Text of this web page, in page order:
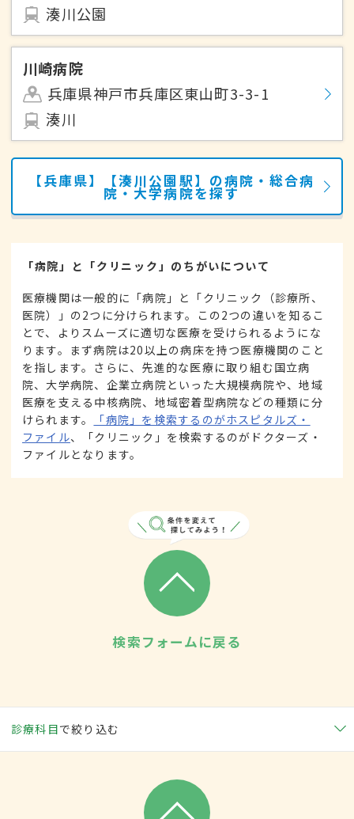
湊川公園
川崎病院
兵庫県神戸市兵庫区東山町3-3-1
湊川
【兵庫県】【湊川公園駅】の病院・総合病
院・大学病院を探す
「病院」と「クリニック」のちがいについて
医療機関は一般的に「病院」と「クリニック（診療所、
医院）」の2つに分けられます。この2つの違いを知るこ
とで、よりスムーズに適切な医療を受けられるようにな
ります。まず病院は20以上の病床を持つ医療機関のこと
を指します。さらに、先進的な医療に取り組む国立病
院、大学病院、企業立病院といった大規模病院や、地域
医療を支える中核病院、地域密着型病院などの種類に分
けられます。
「病院」を検索するのがホスピタルズ・
ファイル、「クリニック」を検索するのがドクターズ・
ファイルとなります。
検索フォームに戻る
診療科目で絞り込む